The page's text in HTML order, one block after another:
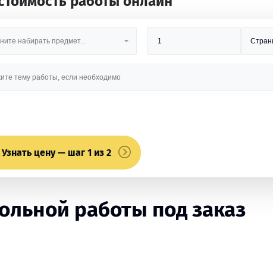
Узнать цену — шаг 1 из 2
работы под заказ